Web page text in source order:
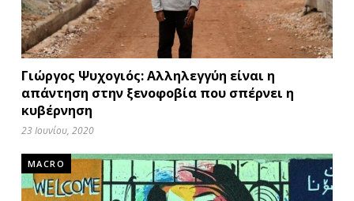
Γιώργος Ψυχογιός: Αλληλεγγύη είναι η
απάντηση στην ξενοφοβία που σπέρνει η
κυβέρνηση
23 Ιουνίου, 2020
MACRO